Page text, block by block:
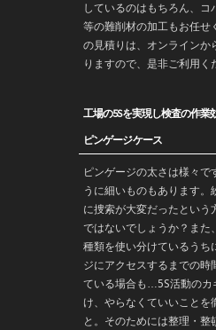
しているのはもちろん、コ
等の難削材の加工もお任せ
の見積りは、オンラインか
りますので、是非ご利用く
工場の5Sを実現し検査の作業
ピンゲージケース
ピンゲージの太さは様々で
うに細いものもあります。
に捜索が大変だったという
ではないでしょうか？また
種類を使い分けているうち
ジにアクセスするまでの時
ている場合も…5S活動のカ
け、やらなくていいことを
と。そのためには整理・整